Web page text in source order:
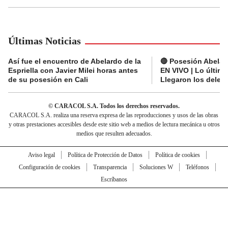
Últimas Noticias
Así fue el encuentro de Abelardo de la
Espriella con Javier Milei horas antes
de su posesión en Cali
🔴 Posesión
EN VIVO | Lo
Llegaron los
© CARACOL S.A. Todos los derechos reservados.
CARACOL S.A. realiza una reserva expresa de las reproducciones y usos de las obras
y otras prestaciones accesibles desde este sitio web a medios de lectura mecánica u otros
medios que resulten adecuados.
Aviso legal Política de Protección de Datos
Política de cookies
Configuración de cookies
Transparencia Soluciones W
Teléfonos
Escríbanos